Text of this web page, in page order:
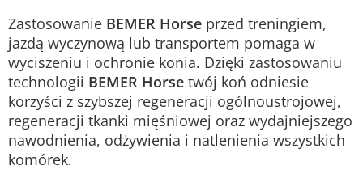
Zastosowanie BEMER Horse przed treningiem,
jazdą wyczynową lub transportem pomaga w
wyciszeniu i ochronie konia. Dzięki zastosowaniu
technologii BEMER Horse twój koń odniesie
korzyści z szybszej regeneracji ogólnoustrojowej,
regeneracji tkanki mięśniowej oraz wydajniejszego
nawodnienia, odżywienia i natlenienia wszystkich
komórek.